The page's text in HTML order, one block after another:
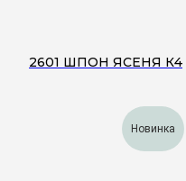
2601 ШПОН ЯСЕНЯ К4
Новинка